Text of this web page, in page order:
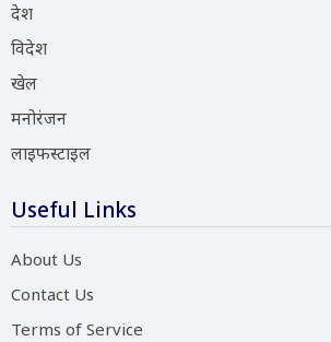
देश
विदेश
खेल
मनोरंजन
लाइफस्टाइल
Useful Links
About Us
Contact Us
Terms of Service